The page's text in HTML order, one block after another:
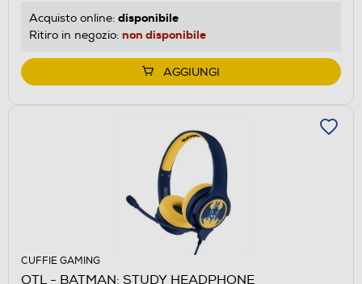
Acquisto online: disponibile
Ritiro in negozio: non disponibile
AGGIUNGI
CUFFIE GAMING
OTL - BATMAN: STUDY HEADPHONE